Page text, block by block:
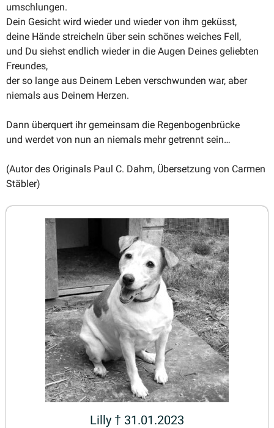
umschlungen.
Dein Gesicht wird wieder und wieder von ihm geküsst,
deine Hände strei­cheln über sein schönes weiches Fell,
und Du siehst endlich wieder in die Augen Deines geliebten
Freundes,
der so lange aus Deinem Leben verschwunden war, aber
niemals aus Deinem Herzen.
Dann überquert ihr gemeinsam die Regenbogenbrücke
und werdet von nun an niemals mehr getrennt sein…
(Autor des Originals Paul C. Dahm, Übersetzung von Carmen
Stäbler)
Lilly † 31.01.2023